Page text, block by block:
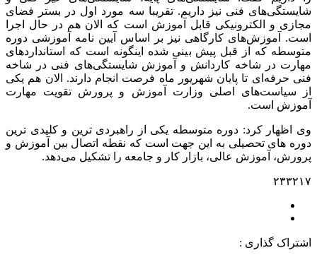
شایستگی‌های فنی نیز داریم. تقریبا سه مورد اول در بستر فضای
مجازی و الکترونیکی قابل آموزش است که الان هم در حال اجرا
است. آموزش‌های کارگاهی نیز بر اساس آیین نامه آموزشی دوره
متوسطه که از قبل پیش بینی شده اینگونه است که استانداردهای
مهارت در شاخه کاردانش و آموزش شایستگی‌های فنی در شاخه
فنی حرفه‌ای تا پایان شهریور ماه فرصت انجام دارند. الان هم یکی
از سیاست‌های اصلی وزارت آموزش و پرورش تقویت مهارت
آموزش است.
وی اظهار کرد: دوره متوسطه یکی از راهبردی ترین و کلیدی ترین
دوره های تحصیلی به این جهت است که نقطه اتصال بین آموزش و
پرورش، آموزش عالی، بازار کار و جامعه را تشکیل می‌دهد.
۲۳۳۲۱۷
اشتراک گذاری :